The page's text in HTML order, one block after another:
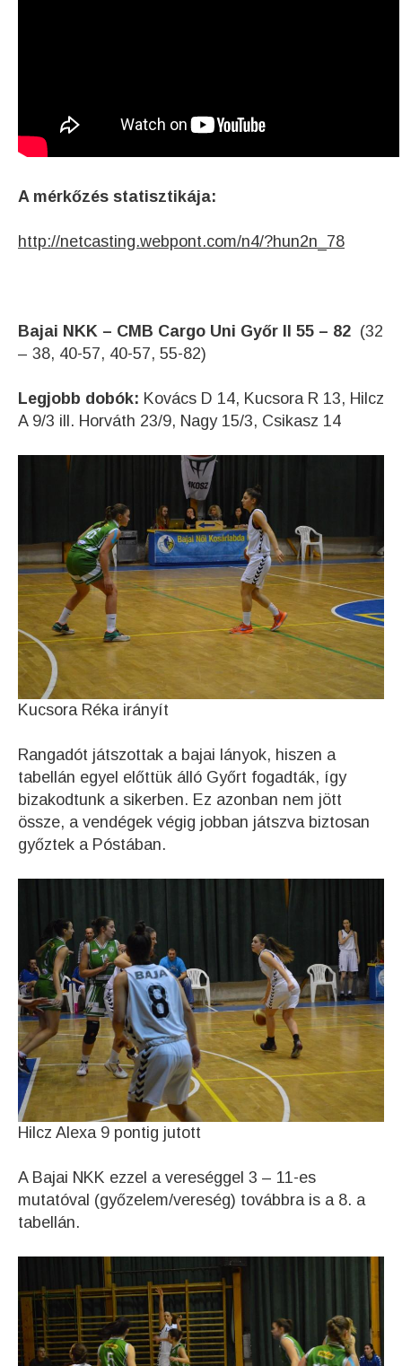
A mérkőzés statisztikája:
http://netcasting.webpont.com/n4/?hun2n_78
Bajai NKK – CMB Cargo Uni Győr II 55 – 82 (32
– 38, 40-57, 40-57, 55-82)
Legjobb dobók: Kovács D 14, Kucsora R 13, Hilcz
A 9/3 ill. Horváth 23/9, Nagy 15/3, Csikasz 14
Kucsora Réka irányít
Rangadót játszottak a bajai lányok, hiszen a
tabellán egyel előttük álló Győrt fogadták, így
bizakodtunk a sikerben. Ez azonban nem jött
össze, a vendégek végig jobban játszva biztosan
győztek a Póstában.
Hilcz Alexa 9 pontig jutott
A Bajai NKK ezzel a vereséggel 3 – 11-es
mutatóval (győzelem/vereség) továbbra is a 8. a
tabellán.